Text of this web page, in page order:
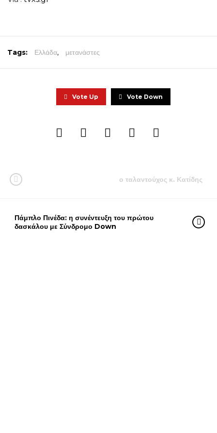
Tags: Ελλάδα, μετανάστες
Vote Up Vote Down
ο ταλαντούχος κ. Κατίδης
Πάμπλο Πινέδα: η συνέντευξη του πρώτου
δασκάλου με Σύνδρομο Down